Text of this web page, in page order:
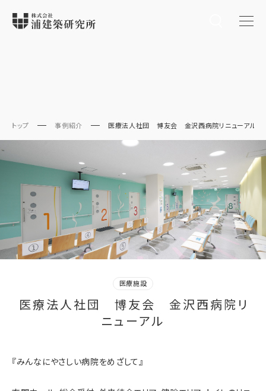
トップ 事例紹介 医療法人社団 博友会 金沢西病院リニューアル
医療施設
医療法人社団 博友会 金沢西病院リ
ニューアル
『みんなにやさしい病院をめざして』